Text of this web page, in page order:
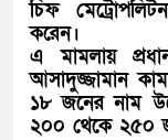
চিফ
করেন।
এ মামলায়
আসাদুজ্জামান
১৮ জনের নাম
২০০ থেকে ২৫০